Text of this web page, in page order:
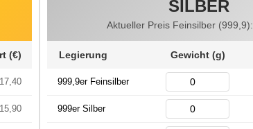
(€)
SILBER
Aktueller Preis Feinsilber (999,9):
Legierung Gewicht (g)
999,9er Feinsilber
999er Silber